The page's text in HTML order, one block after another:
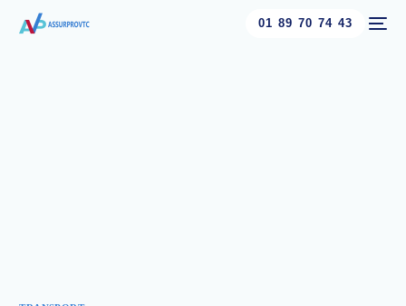
01 89 70 74 43